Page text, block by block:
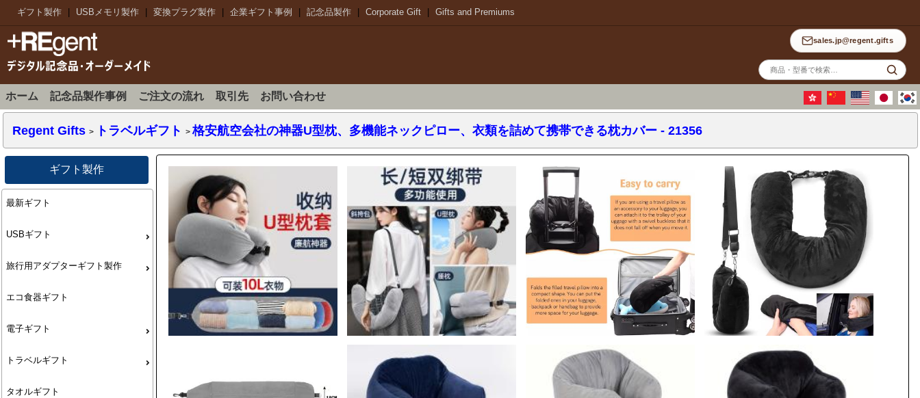
ギフト製作 USBメモリ製作 変換プラグ製作 企業ギフト事例 記念品製作 Corporate Gift Gifts and Premiums
sales.jp@regent.gifts
サ
イ
ト
内
検
ホーム 記念品製作事例 ご注文の流れ 取引先 お問い合わせ
Regent Gifts > トラベルギフト >格安航空会社の神器U型枕、多機能ネックピロー、衣類を詰めて携帯できる枕カバー - 21356
ギフト製作
最新ギフト
USBギフト
旅行用アダプターギフト製作
エコ食器ギフト
電子ギフト
トラベルギフト
タオルギフト